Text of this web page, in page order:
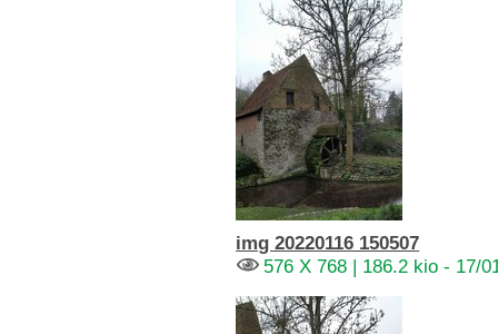
img 20220116 150507
576 X 768 | 186.2 kio - 17/